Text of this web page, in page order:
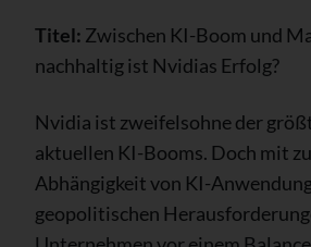
Titel: Zwischen KI-Boom und
nachhaltig ist Nvidias Erfolg?
Nvidia ist zweifelsohne der
aktuellen KI-Booms. Doch mit
Abhängigkeit von KI-
geopolitischen